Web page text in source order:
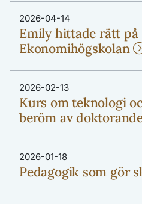
2026-04-14
Emily hittade rätt på
Ekonomihögskolan
2026-02-13
Kurs om teknologi
beröm av
2026-01-18
Pedagogik som gör